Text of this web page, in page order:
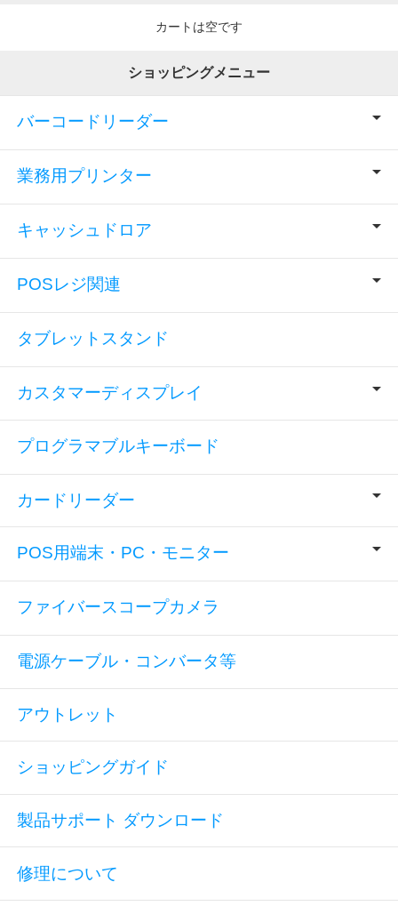
カートは空です
ショッピングメニュー
バーコードリーダー
業務用プリンター
キャッシュドロア
POSレジ関連
タブレットスタンド
カスタマーディスプレイ
プログラマブルキーボード
カードリーダー
POS用端末・PC・モニター
ファイバースコープカメラ
電源ケーブル・コンバータ等
アウトレット
ショッピングガイド
製品サポート ダウンロード
修理について